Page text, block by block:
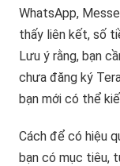
WhatsApp,
thấy liên kết, số
Lưu ý rằng, bạn
chưa đăng ký
bạn mới có thể
Cách để có hiệu
bạn có mục tiêu,